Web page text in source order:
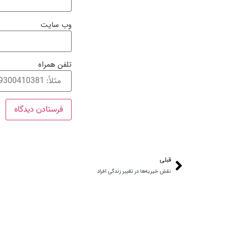
وب‌ سایت
تلفن همراه
قبلی
نقش خیریه‌ها در تغییر زندگی افراد